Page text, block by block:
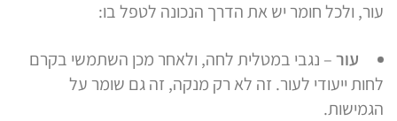
עור, ולכל חומר יש את הדרך הנכונה לטפל בו:
עור– נגבי במטלית לחה, ולאחר מכן השתמשי בקרם
לחות ייעודי לעור. זה לא רק מנקה, זה גם שומר על
הגמישות.